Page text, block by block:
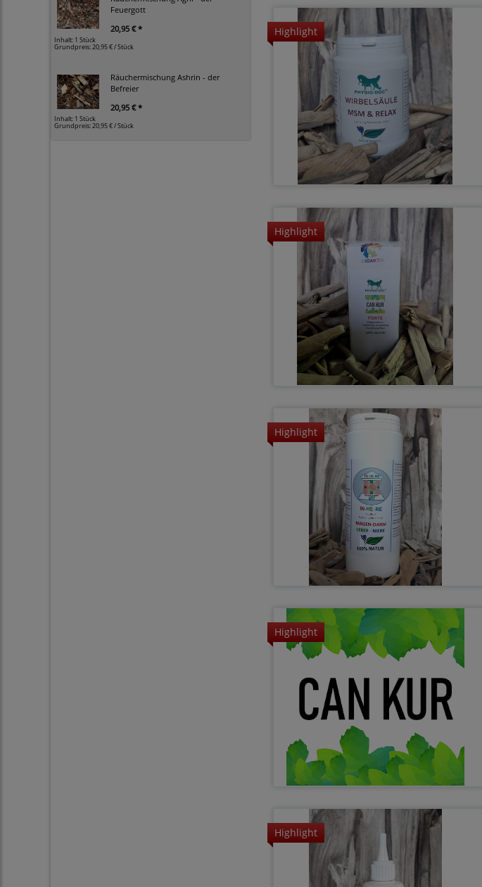
Feuergott
20,95 € *
Inhalt: 1 Stück
Grundpreis:20,95 € / Stück
Räuchermischung Ashrin - der
Befreier
20,95 € *
Inhalt: 1 Stück
Grundpreis:20,95 € / Stück
Highlight
Highlight
Highlight
Highlight
Highlight